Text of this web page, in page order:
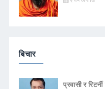
बिचार
प्रवासी र